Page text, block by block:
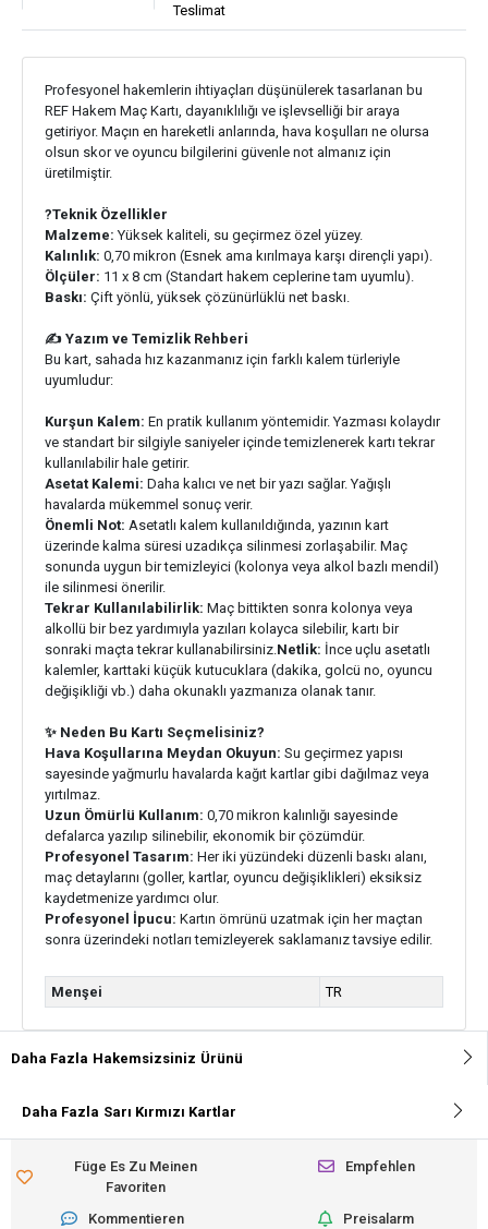
Teslimat
Profesyonel hakemlerin ihtiyaçları düşünülerek tasarlanan bu
REF Hakem Maç Kartı, dayanıklılığı ve işlevselliği bir araya
getiriyor. Maçın en hareketli anlarında, hava koşulları ne olursa
olsun skor ve oyuncu bilgilerini güvenle not almanız için
üretilmiştir.
?Teknik Özellikler
Malzeme:Yüksek kaliteli, su geçirmez özel yüzey.
Kalınlık: 0,70 mikron (Esnek ama kırılmaya karşı dirençli yapı).
Ölçüler: 11 x 8 cm (Standart hakem ceplerine tam uyumlu).
Baskı: Çift yönlü, yüksek çözünürlüklü net baskı.
✍️ Yazım ve Temizlik Rehberi
Bu kart, sahada hız kazanmanız için farklı kalem türleriyle
uyumludur:
Kurşun Kalem: En pratik kullanım yöntemidir. Yazması kolaydır
ve standart bir silgiyle saniyeler içinde temizlenerek kartı tekrar
kullanılabilir hale getirir.
Asetat Kalemi: Daha kalıcı ve net bir yazı sağlar. Yağışlı
havalarda mükemmel sonuç verir.
Önemli Not: Asetatlı kalem kullanıldığında, yazının kart
üzerinde kalma süresi uzadıkça silinmesi zorlaşabilir. Maç
sonunda uygun bir temizleyici (kolonya veya alkol bazlı mendil)
ile silinmesi önerilir.
Tekrar Kullanılabilirlik: Maç bittikten sonra kolonya veya
alkollü bir bez yardımıyla yazıları kolayca silebilir, kartı bir
sonraki maçta tekrar kullanabilirsiniz.Netlik: İnce uçlu asetatlı
kalemler, karttaki küçük kutucuklara (dakika, golcü no, oyuncu
değişikliği vb.) daha okunaklı yazmanıza olanak tanır.
✨ Neden Bu Kartı Seçmelisiniz?
Hava Koşullarına Meydan Okuyun: Su geçirmez yapısı
sayesinde yağmurlu havalarda kağıt kartlar gibi dağılmaz veya
yırtılmaz.
Uzun Ömürlü Kullanım: 0,70 mikron kalınlığı sayesinde
defalarca yazılıp silinebilir, ekonomik bir çözümdür.
Profesyonel Tasarım: Her iki yüzündeki düzenli baskı alanı,
maç detaylarını (goller, kartlar, oyuncu değişiklikleri) eksiksiz
kaydetmenize yardımcı olur.
Profesyonel İpucu: Kartın ömrünü uzatmak için her maçtan
sonra üzerindeki notları temizleyerek saklamanız tavsiye edilir.
Menşei TR
Daha Fazla Hakemsizsiniz Ürünü
Daha Fazla Sarı Kırmızı Kartlar
Füge Es Zu Meinen
Favoriten
Empfehlen
Kommentieren
Preisalarm